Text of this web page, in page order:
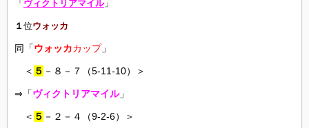
「 ヴィクトリアマイル」
１ 位ウォッカ
同「ウォッカカップ」
＜ ５ －８－７（5-11-10）＞
⇒「ヴィクトリアマイル」
＜ ５ －２－４（9-2-6）＞